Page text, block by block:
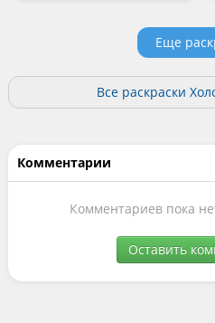
Еще
Все раскраски
Комментарии
Комментариев пока
Оставить